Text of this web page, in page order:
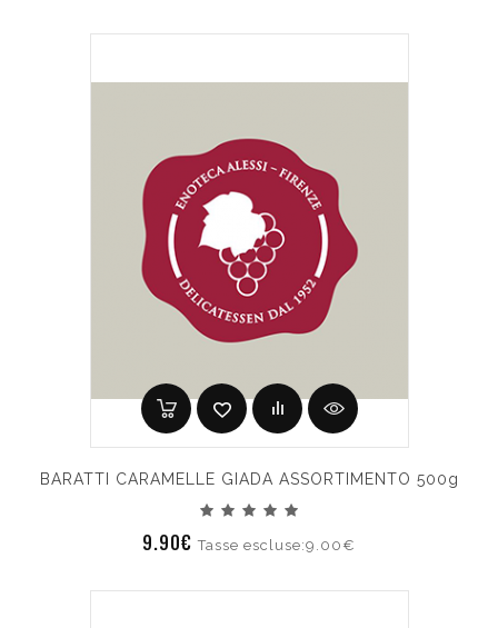
BARATTI CARAMELLE GIADA ASSORTIMENTO 500g
9.90€Tasse escluse:9.00€